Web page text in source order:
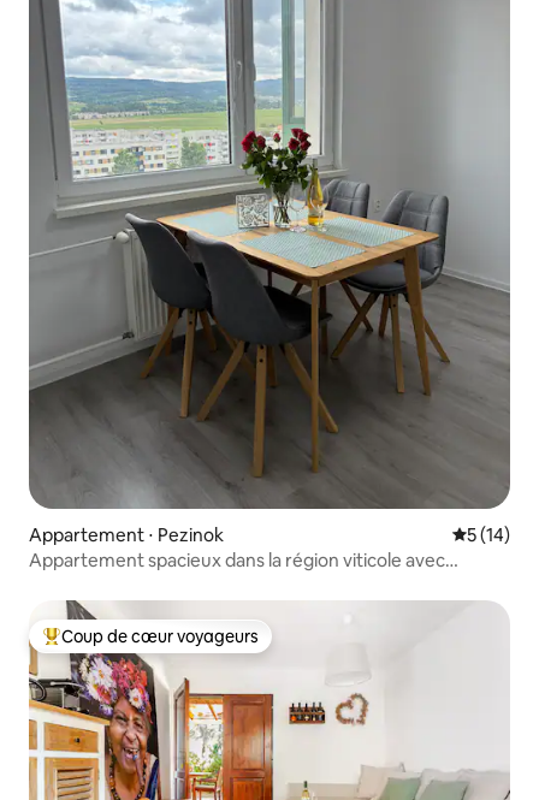
Appartement ⋅ Pezinok
5 (14)
Appartement spacieux dans la région viticole avec
Coups de cœur voyageurs les plus appréciés
Coup de cœur voyageurs